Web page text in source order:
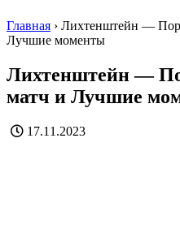
Главная › Лихтенштейн —
Лучшие моменты
Лихтенштейн —
матч и Лучшие
17.11.2023